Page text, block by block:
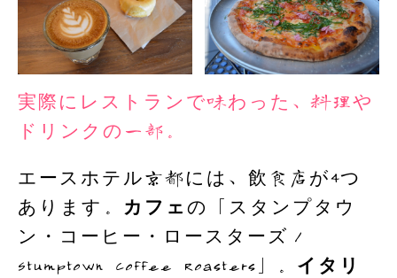
実際にレストランで味わった、料理や
ドリンクの一部。
エースホテル京都には、飲食店が4つ
あります。 カフェ の「スタンプタウ
ン・コーヒー・ロースターズ／
Stumptown Coffee Roasters」。 イタリ